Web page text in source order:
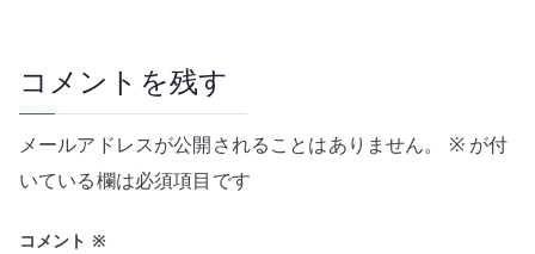
ー
シ
ョ
ン
コメントを残す
メールアドレスが公開されることはありません。 ※が付
いている欄は必須項目です
コメント ※